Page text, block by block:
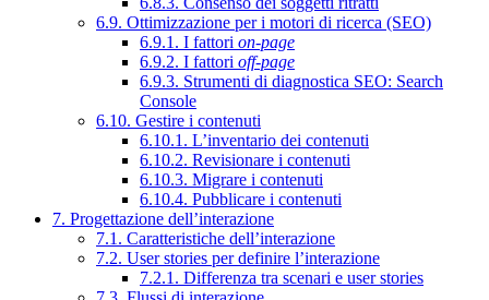
6.9. Ottimizzazione per i motori di ricerca (SEO)
6.9.1. I fattori on-page
6.9.2. I fattori off-page
6.9.3. Strumenti di diagnostica SEO: Search
Console
6.10. Gestire i contenuti
6.10.1. L’inventario dei contenuti
6.10.2. Revisionare i contenuti
6.10.3. Migrare i contenuti
6.10.4. Pubblicare i contenuti
7. Progettazione dell’interazione
7.1. Caratteristiche dell’interazione
7.2. User stories per definire l’interazione
7.2.1. Differenza tra scenari e user stories